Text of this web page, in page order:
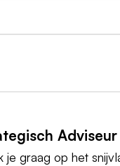
je graag op het